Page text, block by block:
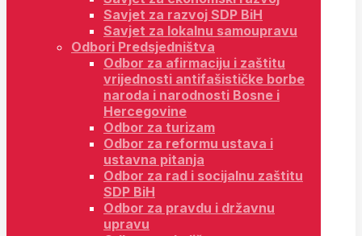
Savjet za razvoj SDP BiH
Savjet za lokalnu samoupravu
Odbori Predsjedništva
Odbor za afirmaciju i zaštitu
vrijednosti antifašističke borbe
naroda i narodnosti Bosne i
Hercegovine
Odbor za turizam
Odbor za reformu ustava i
ustavna pitanja
Odbor za rad i socijalnu zaštitu
SDP BiH
Odbor za pravdu i državnu
upravu